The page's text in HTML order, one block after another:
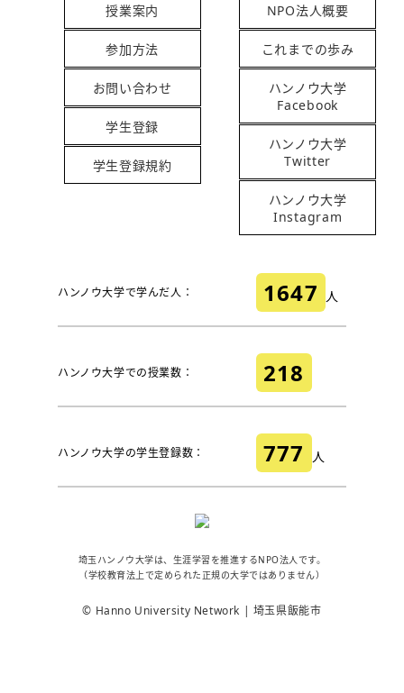
授業案内
参加方法
お問い合わせ
学生登録
学生登録規約
NPO法人概要
これまでの歩み
ハンノウ大学
Facebook
ハンノウ大学
Twitter
ハンノウ大学
Instagram
ハンノウ大学で学んだ人： 1647 人
ハンノウ大学での授業数： 218
ハンノウ大学の学生登録数： 777 人
埼玉ハンノウ大学は、生涯学習を推進するNPO法人です。
（学校教育法上で定められた正規の大学ではありません）
© Hanno University Network | 埼玉県飯能市